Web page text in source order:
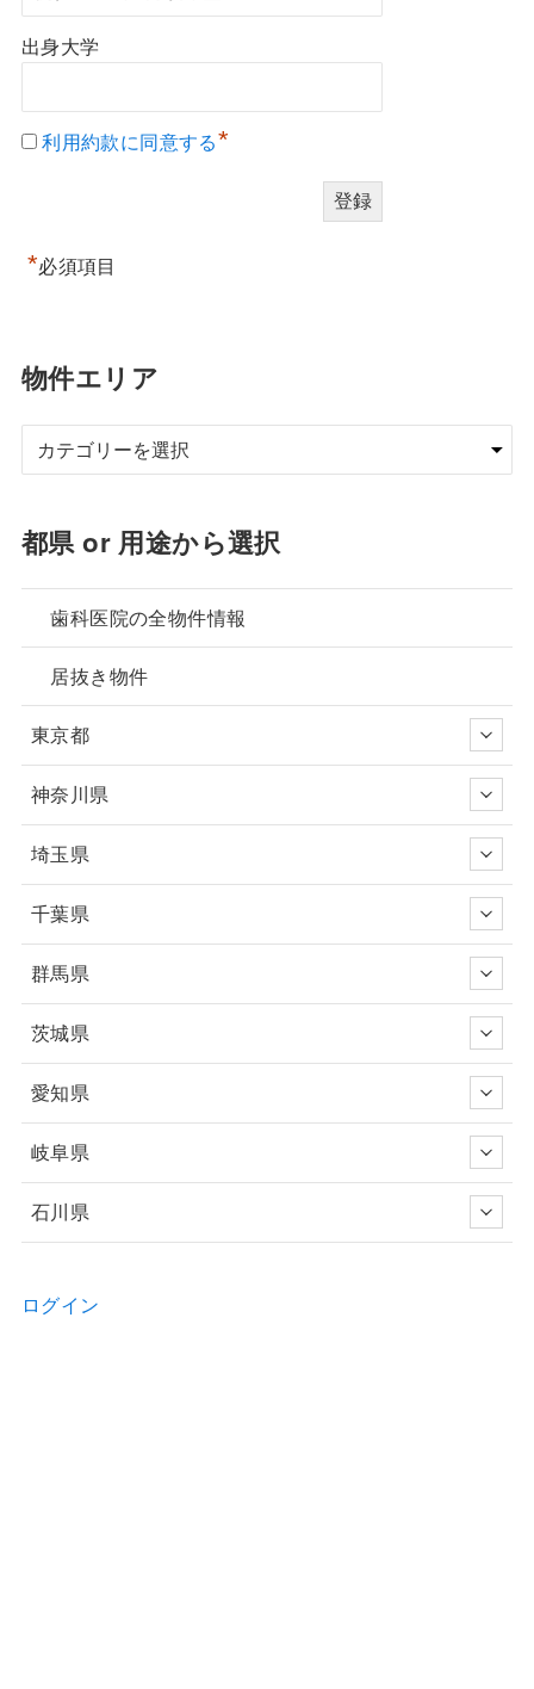
出身大学
利用約款に同意する*
*必須項目
物件エリア
都県 or 用途から選択
歯科医院の全物件情報
居抜き物件
東京都
神奈川県
埼玉県
千葉県
群馬県
茨城県
愛知県
岐阜県
石川県
ログイン